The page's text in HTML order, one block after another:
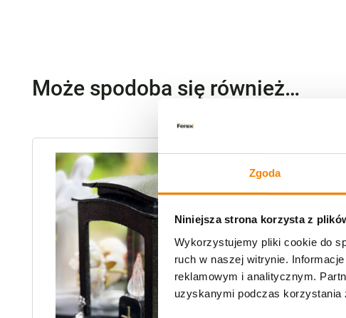
Zgoda
Niniejsza strona korzysta z
Wykorzystujemy pliki cookie do
ruch w naszej witrynie.
reklamowym i analitycznym.
uzyskanymi podczas korzystania
Może spodoba się również…
-4%